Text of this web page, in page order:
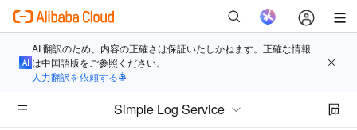
AI 翻訳のため、内容の正確さは保証いたしかねます。正確な情報
は中国語版をご参照ください。
人力翻訳を依頼する
Simple Log Service